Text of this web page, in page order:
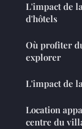
L'impact de
d'hôtels
Où profiter
explorer
L'impact de
Location
centre du